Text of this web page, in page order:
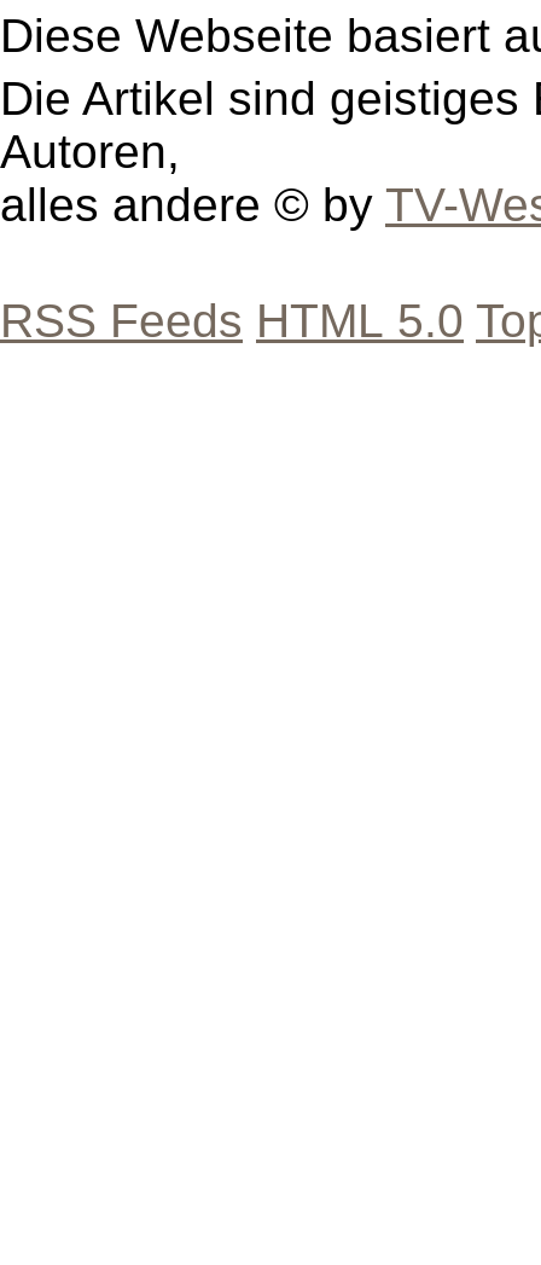
Diese Webseite basiert
Die Artikel sind
Autoren,
alles andere © by TV-
RSS Feeds HTML 5.0